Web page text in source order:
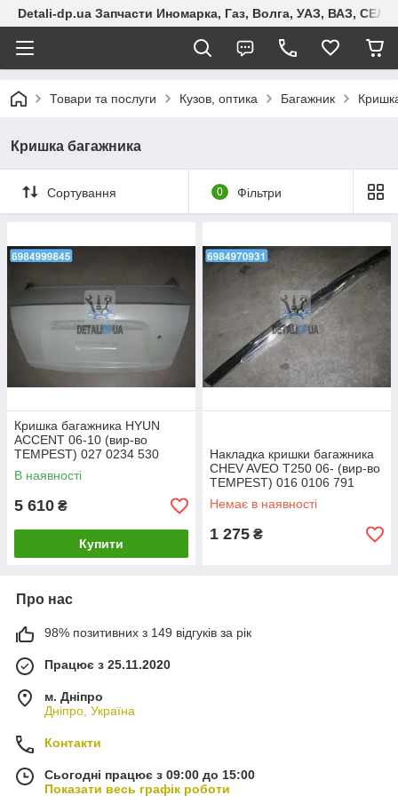
Detali-dp.ua Запчасти Иномарка, Газ, Волга, УАЗ, ВАЗ,
Товари та послуги Кузов, оптика Багажник
Кришка багажника
Сортування 0 Фільтри
Кришка багажника HYUN
ACCENT 06-10 (вир-во
TEMPEST) 027 0234 530
В наявності
5 610 ₴
Купити
Накладка кришки багажника
CHEV AVEO T250 06- (вир-во
TEMPEST) 016 0106 791
Немає в наявності
1 275 ₴
Про нас
98% позитивних з 149 відгуків за рік
Працює з 25.11.2020
м. Дніпро
Дніпро, Україна
Контакти
Сьогодні працює з 09:00 до 15:00
Показати весь графік роботи